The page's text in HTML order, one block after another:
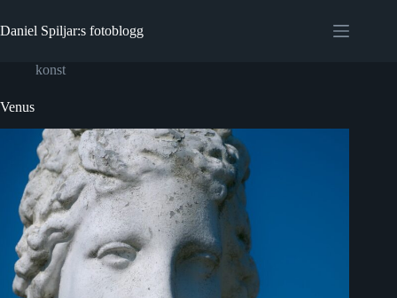
till
innehåll
Daniel Spiljar:s fotoblogg
konst
Venus